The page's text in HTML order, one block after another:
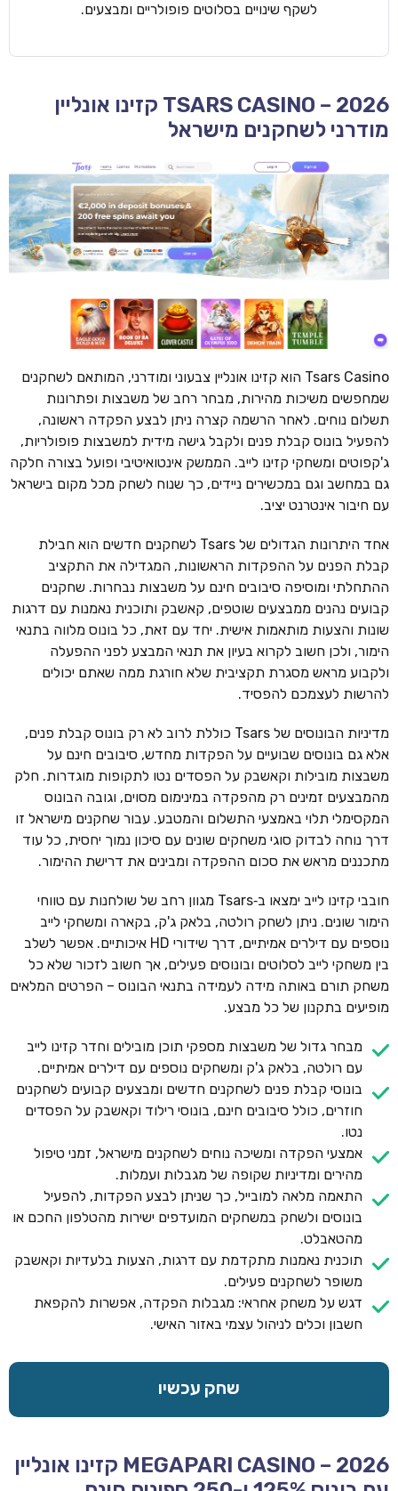
לשקף שינויים בסלוטים פופולריים ומבצעים.
TSARS CASINO – 2026 קזינו אונליין
מודרני לשחקנים מישראל
Tsars Casino הוא קזינו אונליין צבעוני ומודרני, המותאם לשחקנים
שמחפשים משיכות מהירות, מבחר רחב של משבצות ופתרונות
תשלום נוחים. לאחר הרשמה קצרה ניתן לבצע הפקדה ראשונה,
להפעיל בונוס קבלת פנים ולקבל גישה מידית למשבצות פופולריות,
ג'קפוטים ומשחקי קזינו לייב. הממשק אינטואיטיבי ופועל בצורה חלקה
גם במחשב וגם במכשירים ניידים, כך שנוח לשחק מכל מקום בישראל
עם חיבור אינטרנט יציב.
אחד היתרונות הגדולים של Tsars לשחקנים חדשים הוא חבילת
קבלת הפנים על ההפקדות הראשונות, המגדילה את התקציב
ההתחלתי ומוסיפה סיבובים חינם על משבצות נבחרות. שחקנים
קבועים נהנים ממבצעים שוטפים, קאשבק ותוכנית נאמנות עם דרגות
שונות והצעות מותאמות אישית. יחד עם זאת, כל בונוס מלווה בתנאי
הימור, ולכן חשוב לקרוא בעיון את תנאי המבצע לפני ההפעלה
ולקבוע מראש מסגרת תקציבית שלא חורגת ממה שאתם יכולים
להרשות לעצמכם להפסיד.
מדיניות הבונוסים של Tsars כוללת לרוב לא רק בונוס קבלת פנים,
אלא גם בונוסים שבועיים על הפקדות מחדש, סיבובים חינם על
משבצות מובילות וקאשבק על הפסדים נטו לתקופות מוגדרות. חלק
מהמבצעים זמינים רק מהפקדה במינימום מסוים, וגובה הבונוס
המקסימלי תלוי באמצעי התשלום והמטבע. עבור שחקנים מישראל זו
דרך נוחה לבדוק סוגי משחקים שונים עם סיכון נמוך יחסית, כל עוד
מתכננים מראש את סכום ההפקדה ומבינים את דרישת ההימור.
חובבי קזינו לייב ימצאו ב‑Tsars מגוון רחב של שולחנות עם טווחי
הימור שונים. ניתן לשחק רולטה, בלאק ג'ק, בקארה ומשחקי לייב
נוספים עם דילרים אמיתיים, דרך שידורי HD איכותיים. אפשר לשלב
בין משחקי לייב לסלוטים ובונוסים פעילים, אך חשוב לזכור שלא כל
משחק תורם באותה מידה לעמידה בתנאי הבונוס – הפרטים המלאים
מופיעים בתקנון של כל מבצע.
מבחר גדול של משבצות מספקי תוכן מובילים וחדר קזינו לייב
עם רולטה, בלאק ג'ק ומשחקים נוספים עם דילרים אמיתיים.
בונוסי קבלת פנים לשחקנים חדשים ומבצעים קבועים לשחקנים
חוזרים, כולל סיבובים חינם, בונוסי רילוד וקאשבק על הפסדים
נטו.
אמצעי הפקדה ומשיכה נוחים לשחקנים מישראל, זמני טיפול
מהירים ומדיניות שקופה של מגבלות ועמלות.
התאמה מלאה למובייל, כך שניתן לבצע הפקדות, להפעיל
בונוסים ולשחק במשחקים המועדפים ישירות מהטלפון החכם או
מהטאבלט.
תוכנית נאמנות מתקדמת עם דרגות, הצעות בלעדיות וקאשבק
משופר לשחקנים פעילים.
דגש על משחק אחראי: מגבלות הפקדה, אפשרות להקפאת
חשבון וכלים לניהול עצמי באזור האישי.
שחק עכשיו
MEGAPARI CASINO – 2026 קזינו אונליין